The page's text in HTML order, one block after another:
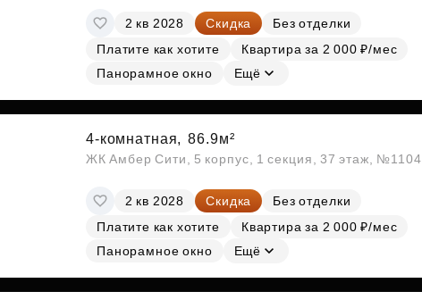
2 кв 2028 Скидка
Без отделки
Платите как хотите
Квартира за 2 000 ₽/мес
Панорамное окно
Ещё
4-комнатная, 86.9м²
ЖК Амбер Сити, 5 корпус, 1 секция, 37 этаж, №1104
2 кв 2028 Скидка
Без отделки
Платите как хотите
Квартира за 2 000 ₽/мес
Панорамное окно
Ещё